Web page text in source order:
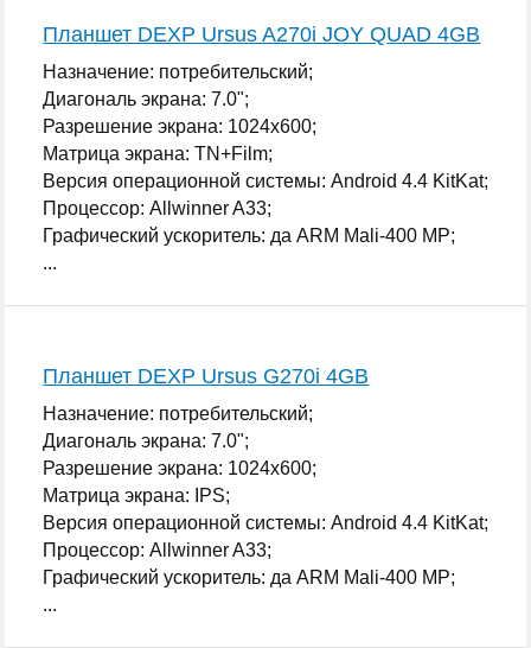
Планшет DEXP Ursus A270i JOY QUAD 4GB
Назначение: потребительский;
Диагональ экрана: 7.0";
Разрешение экрана: 1024x600;
Матрица экрана: TN+Film;
Версия операционной системы: Android 4.4 KitKat;
Процессор: Allwinner A33;
Графический ускоритель: да ARM Mali-400 MP;
...
Планшет DEXP Ursus G270i 4GB
Назначение: потребительский;
Диагональ экрана: 7.0";
Разрешение экрана: 1024x600;
Матрица экрана: IPS;
Версия операционной системы: Android 4.4 KitKat;
Процессор: Allwinner A33;
Графический ускоритель: да ARM Mali-400 MP;
...